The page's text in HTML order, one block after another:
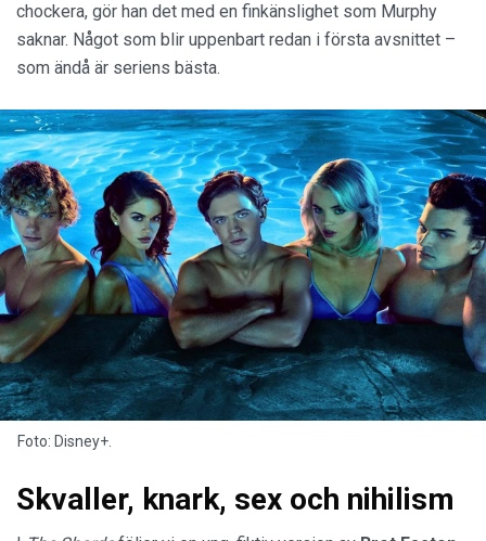
chockera, gör han det med en finkänslighet som Murphy
saknar. Något som blir uppenbart redan i första avsnittet –
som ändå är seriens bästa.
Foto: Disney+.
Skvaller, knark, sex och nihilism